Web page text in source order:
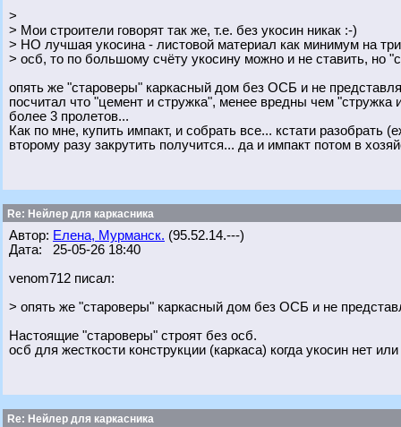
>
> Мои строители говорят так же, т.е. без укосин никак :-)
> НО лучшая укосина - листовой материал как минимум на
> осб, то по большому счёту укосину можно и не ставить, но
опять же "староверы" каркасный дом без ОСБ и не
посчитал что "цемент и стружка", менее вредны чем "стружка
более 3 пролетов...
Как по мне, купить импакт, и собрать все... кстати
второму разу закрутить получится... да и импакт потом в
Re: Нейлер для каркасника
Автор: Елена, Мурманск. (95.52.14.---)
Дата: 25-05-26 18:40
venom712 писал:
> опять же "староверы" каркасный дом без ОСБ и не
Настоящие "староверы" строят без осб.
осб для жесткости конструкции (каркаса) когда укосин нет
Re: Нейлер для каркасника